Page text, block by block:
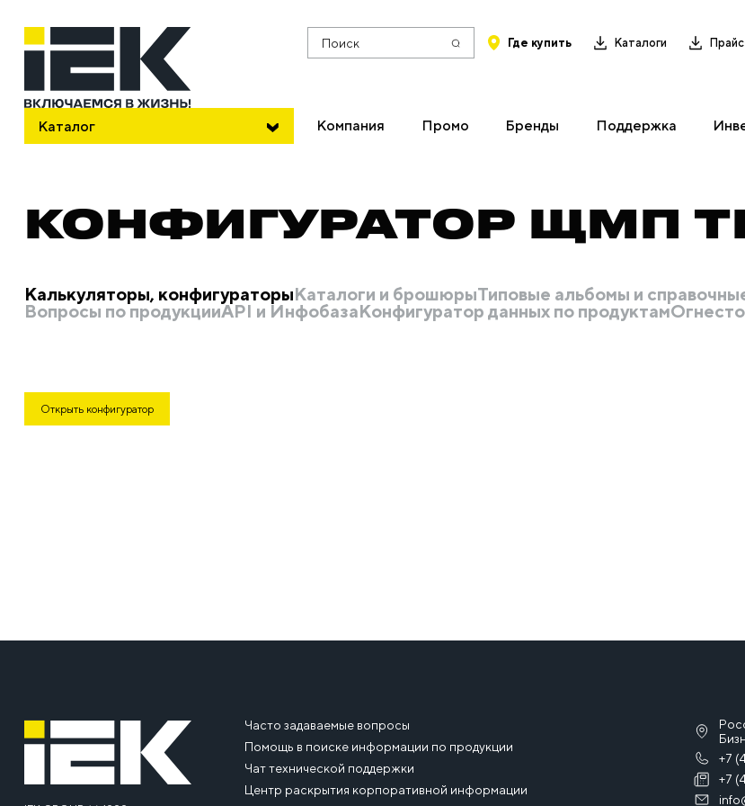
Каталог
Поиск Где купить Каталоги
Компания Промо Бренды Поддержка
КОНФИГУРАТОР ЩМП
Калькуляторы, конфигураторыКаталоги и брошюрыТиповые альбомы и
Вопросы по продукцииAPI и ИнфобазаКонфигуратор данных по продуктам
Открыть конфигуратор
Часто задаваемые вопросы
Помощь в поиске информации по продукции
Чат технической поддержки
Центр раскрытия корпоративной информации
+7
+7